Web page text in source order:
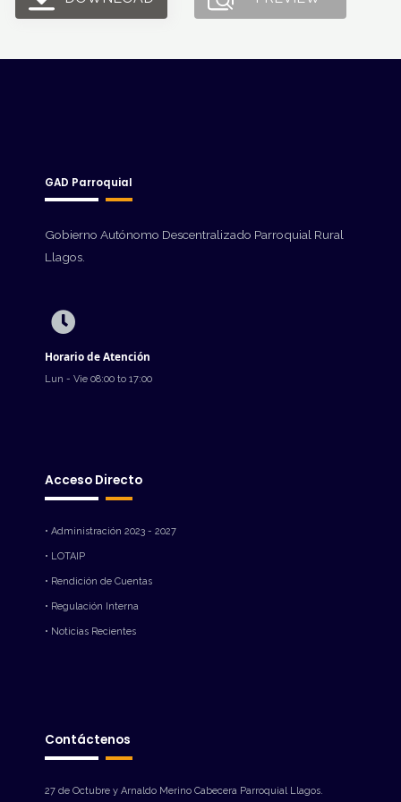
GAD Parroquial
Gobierno Autónomo Descentralizado Parroquial Rural
Llagos.
Horario de Atención
Lun - Vie 08:00 to 17:00
Acceso Directo
• Administración 2023 - 2027
• LOTAIP
• Rendición de Cuentas
• Regulación Interna
• Noticias Recientes
Contáctenos
27 de Octubre y Arnaldo Merino Cabecera Parroquial Llagos.